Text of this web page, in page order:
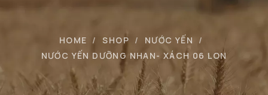
HOME SHOP
NƯỚC YẾN
NƯỚC YẾN DƯỠNG NHAN- XÁCH 06 LON